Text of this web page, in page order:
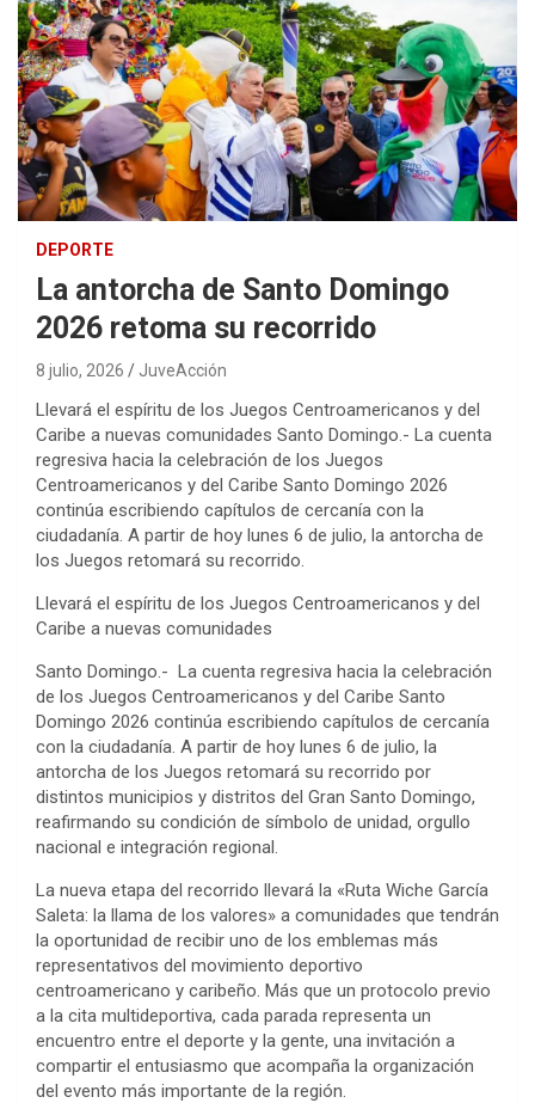
DEPORTE
La antorcha de Santo Domingo
2026 retoma su recorrido
8 julio, 2026 JuveAcción
Llevará el espíritu de los Juegos Centroamericanos y del
Caribe a nuevas comunidades Santo Domingo.- La cuenta
regresiva hacia la celebración de los Juegos
Centroamericanos y del Caribe Santo Domingo 2026
continúa escribiendo capítulos de cercanía con la
ciudadanía. A partir de hoy lunes 6 de julio, la antorcha de
los Juegos retomará su recorrido.
Llevará el espíritu de los Juegos Centroamericanos y del
Caribe a nuevas comunidades
Santo Domingo.- La cuenta regresiva hacia la celebración
de los Juegos Centroamericanos y del Caribe Santo
Domingo 2026 continúa escribiendo capítulos de cercanía
con la ciudadanía. A partir de hoy lunes 6 de julio, la
antorcha de los Juegos retomará su recorrido por
distintos municipios y distritos del Gran Santo Domingo,
reafirmando su condición de símbolo de unidad, orgullo
nacional e integración regional.
La nueva etapa del recorrido llevará la «Ruta Wiche García
Saleta: la llama de los valores» a comunidades que tendrán
la oportunidad de recibir uno de los emblemas más
representativos del movimiento deportivo
centroamericano y caribeño. Más que un protocolo previo
a la cita multideportiva, cada parada representa un
encuentro entre el deporte y la gente, una invitación a
compartir el entusiasmo que acompaña la organización
del evento más importante de la región.